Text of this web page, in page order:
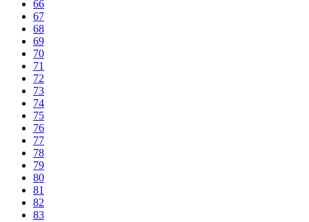
66
67
68
69
70
71
72
73
74
75
76
77
78
79
80
81
82
83